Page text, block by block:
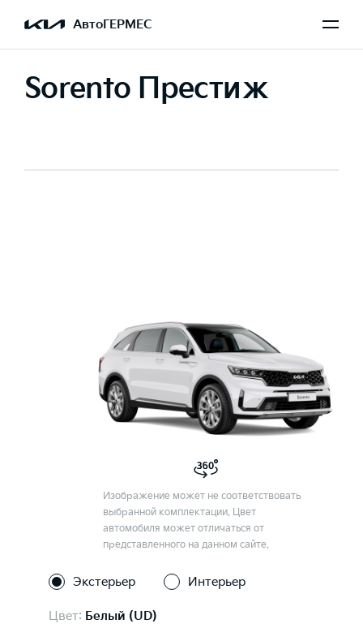
АвтоГЕРМЕС
Sorento Престиж
Изображение может не соответствовать
выбранной комплектации. Цвет
автомобиля может отличаться от
представленного на данном сайте.
Экстерьер Интерьер
Цвет: Белый (UD)